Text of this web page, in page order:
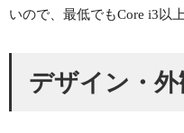
いので、最低でもCore i3以
デザイン・